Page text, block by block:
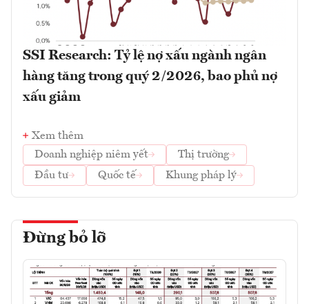
SSI Research: Tỷ lệ nợ xấu ngành ngân
hàng tăng trong quý 2/2026, bao phủ nợ
xấu giảm
Xem thêm
Doanh nghiệp niêm yết
Thị trường
Đầu tư
Quốc tế Khung pháp lý
Đừng bỏ lỡ